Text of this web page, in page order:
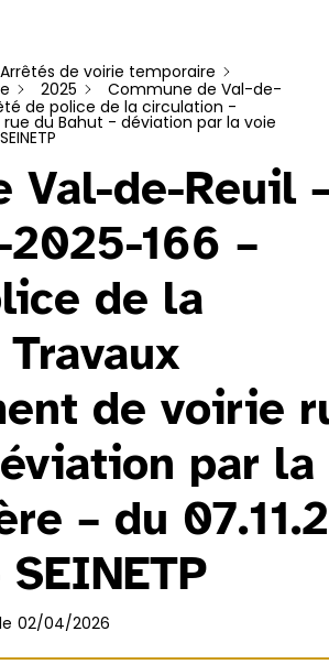
Arrêtés de voirie temporaire
2025
Commune de Val-de-
de police de la circulation -
du Bahut - déviation par la voie
Val-de-Reuil
2025-166 –
de la
de voirie
par la
– du
SEINETP
02/04/2026